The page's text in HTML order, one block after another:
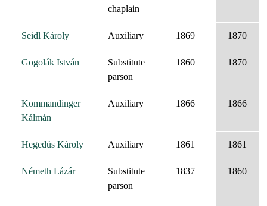
chaplain
Seidl Károly Auxiliary 1869 1870
Gogolák István
Substitute
parson
1860 1870
Kommandinger
Kálmán
Auxiliary 1866 1866
Hegedüs Károly Auxiliary 1861 1861
Németh Lázár
Substitute
parson
1837 1860